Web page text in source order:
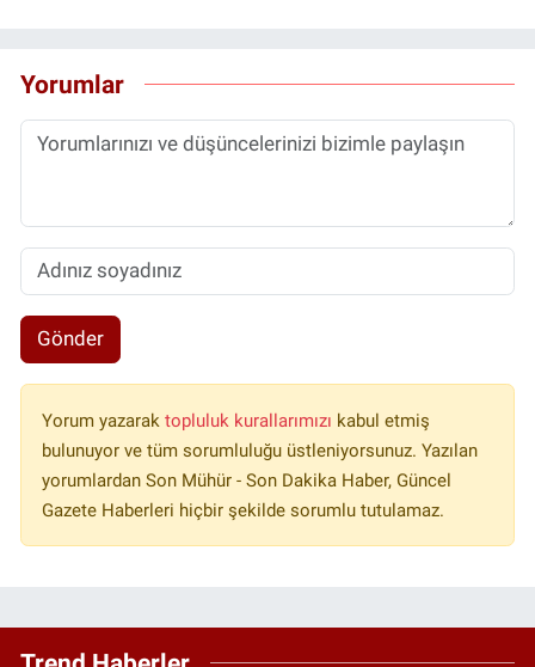
Yorumlar
Gönder
Yorum yazarak topluluk kurallarımızı kabul etmiş
bulunuyor ve tüm sorumluluğu üstleniyorsunuz. Yazılan
yorumlardan Son Mühür - Son Dakika Haber, Güncel
Gazete Haberleri hiçbir şekilde sorumlu tutulamaz.